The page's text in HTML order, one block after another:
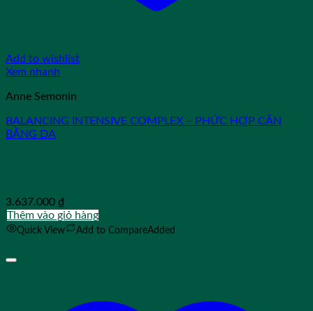
Add to wishlist
Xem nhanh
Anne Semonin
BALANCING INTENSIVE COMPLEX – PHỨC HỢP CÂN
BẰNG DA
3.637.000 ₫
Thêm vào giỏ hàng
Quick View Add to CompareAdded